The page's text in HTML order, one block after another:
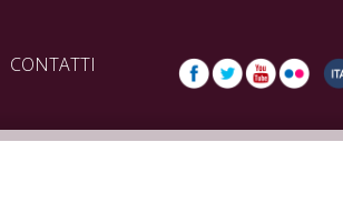
CONTATTI